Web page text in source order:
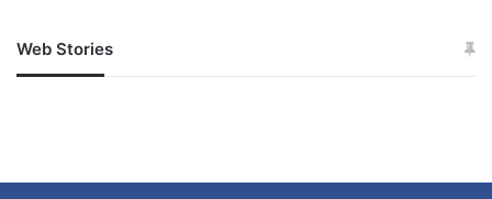
Web Stories
जम्मू-कश्मीर में बारिश से
अपडेट
खाई में धक्का… आरोपियों ने